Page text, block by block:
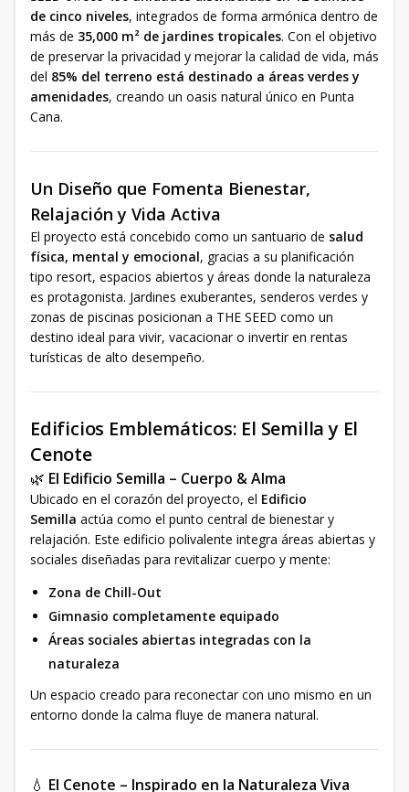
de cinco niveles, integrados de forma armónica dentro de
más de 35,000 m² de jardines tropicales. Con el objetivo
de preservar la privacidad y mejorar la calidad de vida, más
del 85% del terreno está destinado a áreas verdes y
amenidades, creando un oasis natural único en Punta
Cana.
Un Diseño que Fomenta Bienestar,
Relajación y Vida Activa
El proyecto está concebido como un santuario de salud
física, mental y emocional, gracias a su planificación
tipo resort, espacios abiertos y áreas donde la naturaleza
es protagonista. Jardines exuberantes, senderos verdes y
zonas de piscinas posicionan a THE SEED como un
destino ideal para vivir, vacacionar o invertir en rentas
turísticas de alto desempeño.
Edificios Emblemáticos: El Semilla y El
Cenote
🌿 El Edificio Semilla – Cuerpo & Alma
Ubicado en el corazón del proyecto, el Edificio
Semilla actúa como el punto central de bienestar y
relajación. Este edificio polivalente integra áreas abiertas y
sociales diseñadas para revitalizar cuerpo y mente:
Zona de Chill-Out
Gimnasio completamente equipado
Áreas sociales abiertas integradas con la
naturaleza
Un espacio creado para reconectar con uno mismo en un
entorno donde la calma fluye de manera natural.
💧 El Cenote – Inspirado en la Naturaleza Viva